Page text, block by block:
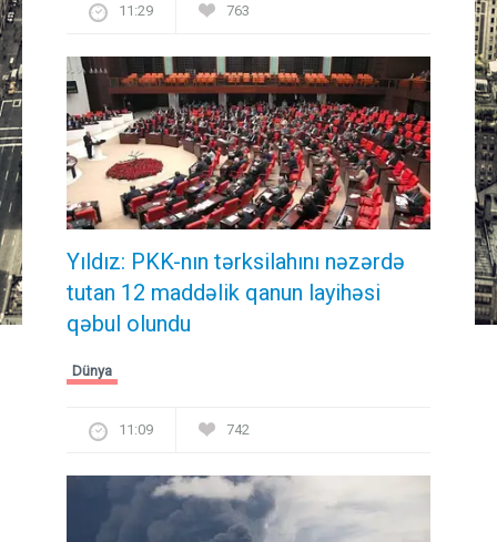
11:29 763
Yıldız: PKK-nın tərksilahını nəzərdə
tutan 12 maddəlik qanun layihəsi
qəbul olundu ​​​​​​​
Dünya
11:09 742